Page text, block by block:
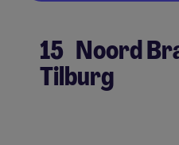
15 Noord
Tilburg